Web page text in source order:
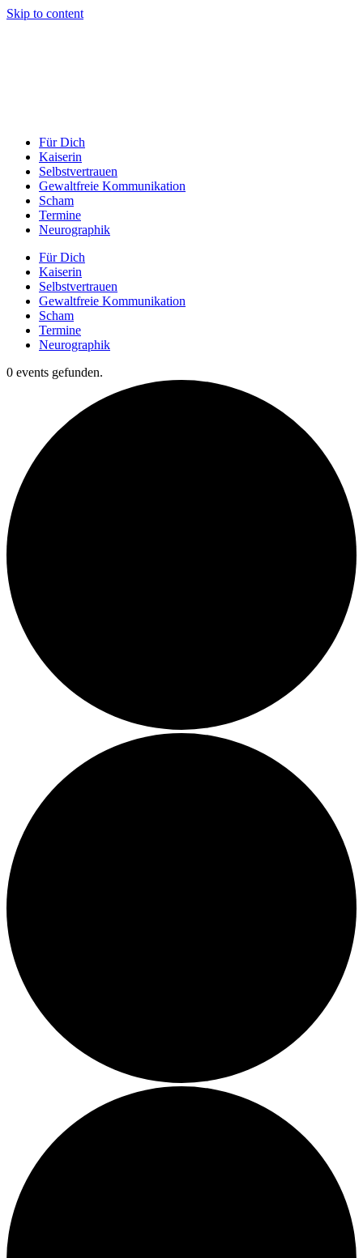
Skip to content
Für Dich
Kaiserin
Selbstvertrauen
Gewaltfreie Kommunikation
Scham
Termine
Neurographik
Für Dich
Kaiserin
Selbstvertrauen
Gewaltfreie Kommunikation
Scham
Termine
Neurographik
0 events gefunden.